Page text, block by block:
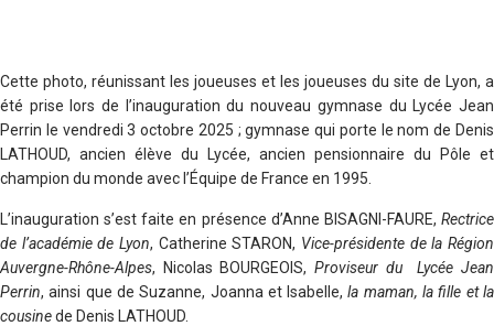
Cette photo, réunissant les joueuses et les joueuses du site de Lyon, a
été prise lors de l’inauguration du nouveau gymnase du Lycée Jean
Perrin le vendredi 3 octobre 2025 ; gymnase qui porte le nom de Denis
LATHOUD, ancien élève du Lycée, ancien pensionnaire du Pôle et
champion du monde avec l’Équipe de France en 1995.
L’inauguration s’est faite en présence d’Anne BISAGNI-FAURE, Rectrice
de l’académie de Lyon, Catherine STARON, Vice-présidente de la Région
Auvergne-Rhône-Alpes, Nicolas BOURGEOIS,Proviseur du Lycée Jean
Perrin, ainsi que deSuzanne, Joanna et Isabelle, la maman, la fille et la
cousinede Denis LATHOUD.